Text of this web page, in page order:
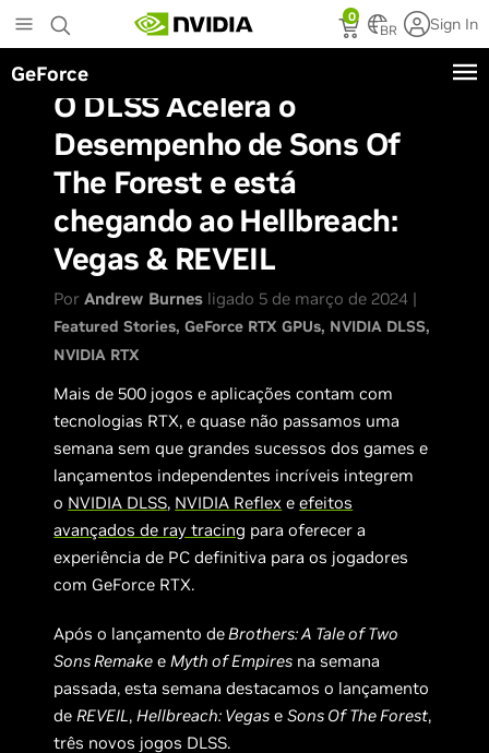
to
main
content
0
BR Sign In
GeForce
O DLSS Acelera o
Desempenho de Sons Of
The Forest e está
chegando ao Hellbreach:
Vegas & REVEIL
PorAndrew Burnes ligado 5 de março de 2024 |
Featured Stories GeForce RTX GPUs NVIDIA DLSS
NVIDIA RTX
Mais de 500 jogos e aplicações contam com
tecnologias RTX, e quase não passamos uma
semana sem que grandes sucessos dos games e
lançamentos independentes incríveis integrem
o NVIDIA DLSS, NVIDIA Reflex eefeitos
avançados de ray tracing para oferecer a
experiência de PC definitiva para os jogadores
com GeForce RTX.
Após o lançamento deBrothers: A Tale of Two
Sons Remake eMyth of Empires na semana
passada, esta semana destacamos o lançamento
deREVEIL,Hellbreach: Vegas eSons Of The Forest,
três novos jogos DLSS.